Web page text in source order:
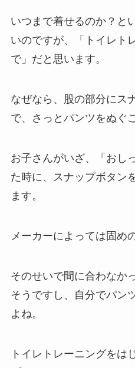
いつまで着せるのか？と
いのですが、「トイレト
で」だと思います。
なぜなら、股の部分にス
で、さっとパンツをぬぐ
お子さんがいざ、「おし
た時に、スナップボタン
ます。
メーカーによっては固め
そのせいで間に合わなか
そうですし、自分でパン
よね。
トイレトレーニングをは